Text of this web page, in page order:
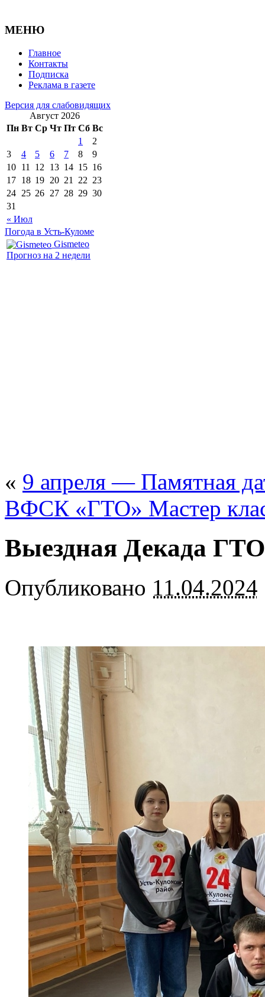
МЕНЮ
Главное
Контакты
Подписка
Реклама в газете
Версия для слабовидящих
Август 2026
Пн Вт Ср Чт Пт Сб Вс
« Июл
1
2
3
4 5 6 7 8
9
10 11 12 13 14 15 16
17 18 19 20 21 22 23
24 25 26 27 28 29 30
31
Погода в Усть-Куломе
Gismeteo
Прогноз на 2 недели
« 9 апреля — Памятная
ВФСК «ГТО» Мастер
Выездная Декада
Опубликовано 11.04.2024